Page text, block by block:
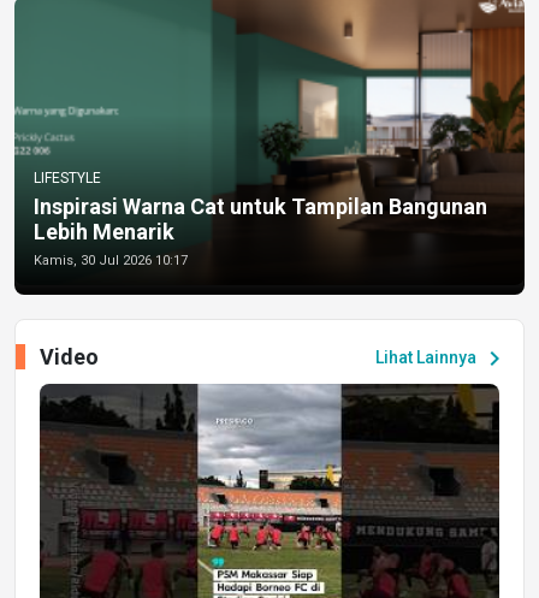
LIFESTYLE
Inspirasi Warna Cat untuk Tampilan Bangunan
Lebih Menarik
Kamis, 30 Jul 2026 10:17
Lihat Lainnya chevron_right
Video